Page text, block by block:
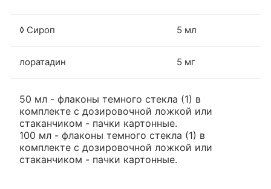
◊ Сироп 5 мл
лоратадин 5 мг
50 мл - флаконы темного стекла (1) в
комплекте с дозировочной ложкой или
стаканчиком - пачки картонные.
100 мл - флаконы темного стекла (1) в
комплекте с дозировочной ложкой или
стаканчиком - пачки картонные.